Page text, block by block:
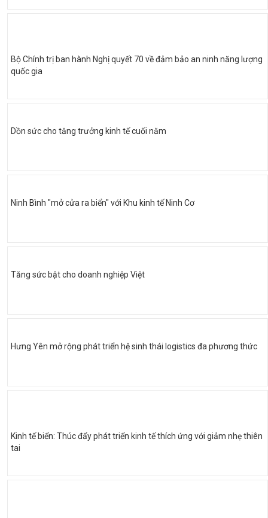
Bộ Chính trị ban hành Nghị quyết 70 về đảm bảo an ninh năng lượng
quốc gia
Dồn sức cho tăng trưởng kinh tế cuối năm
Ninh Bình "mở cửa ra biển" với Khu kinh tế Ninh Cơ
Tăng sức bật cho doanh nghiệp Việt
Hưng Yên mở rộng phát triển hệ sinh thái logistics đa phương thức
Kinh tế biển: Thúc đẩy phát triển kinh tế thích ứng với giảm nhẹ thiên
tai